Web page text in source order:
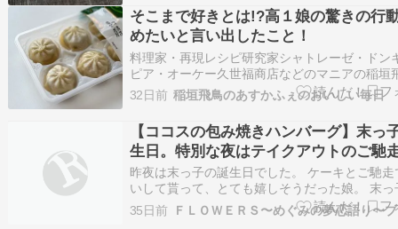
様の裏話など、描き下ろし…
そこまで好きとは!?高１娘の驚きの行
めたいと言い出したこと！
料理家・再現レシピ研究家シャトレーゼ・ドン
ピア・オーケー久世福商店などのマニアの稲垣
す。大学１年生の息子高校１年生の娘がいます
お買い物マラソン中 これ、買いました！！わ
心ついた時からずっと足がむくんでてね。これ
と欲しいと思ってました半額×10%…
32日前 稲垣飛鳥のあすかふぇのおいしい毎日
【ココスの包み焼きハンバーグ】末っ
生日。特別な夜はテイクアウトのご馳
祝い☆
昨夜は末っ子の誕生日でした。 ケーキとご馳走
いして貰って、とても嬉しそうだった娘。 末っ
う21歳。 子どもが大きくなるのは、あっとい
すね。 去年のバースデーは夫と私が共倒れー
35日前